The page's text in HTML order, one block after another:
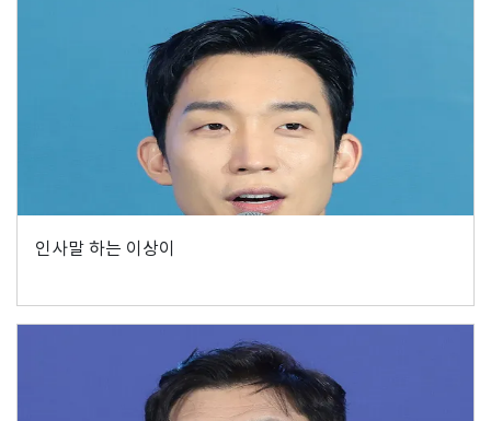
인사말 하는 이상이